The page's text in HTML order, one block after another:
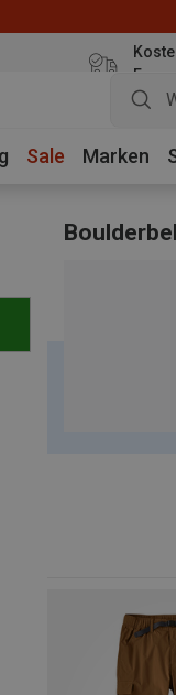
Euro
Sale Marken